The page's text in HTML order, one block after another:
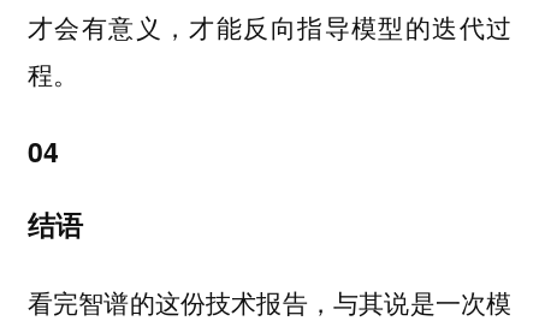
才会有意义，才能反向指导模型的迭代过
程。
04
结语
看完智谱的这份技术报告，与其说是一次模